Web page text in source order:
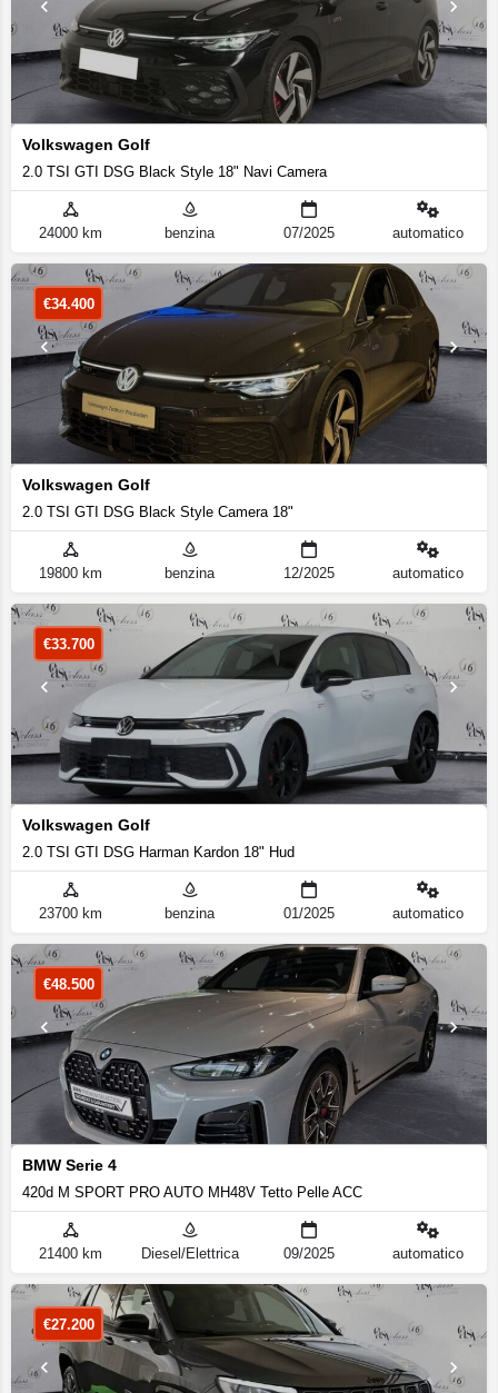
Volkswagen Golf
2.0 TSI GTI DSG Black Style 18" Navi Camera
24000 km benzina 07/2025 automatico
Volkswagen Golf
2.0 TSI GTI DSG Black Style Camera 18"
€34.400
19800 km benzina 12/2025 automatico
Volkswagen Golf
2.0 TSI GTI DSG Harman Kardon 18" Hud
€33.700
23700 km benzina 01/2025 automatico
BMW Serie 4
420d M SPORT PRO AUTO MH48V Tetto Pelle ACC
€48.500
21400 km Diesel/Elettrica 09/2025 automatico
€27.200